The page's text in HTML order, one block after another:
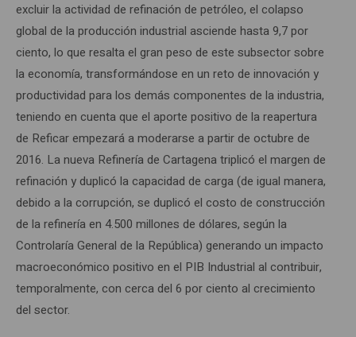
excluir la actividad de refinación de petróleo, el colapso
global de la producción industrial asciende hasta 9,7 por
ciento, lo que resalta el gran peso de este subsector sobre
la economía, transformándose en un reto de innovación y
productividad para los demás componentes de la industria,
teniendo en cuenta que el aporte positivo de la reapertura
de Reficar empezará a moderarse a partir de octubre de
2016. La nueva Refinería de Cartagena triplicó el margen de
refinación y duplicó la capacidad de carga (de igual manera,
debido a la corrupción, se duplicó el costo de construcción
de la refinería en 4.500 millones de dólares, según la
Controlaría General de la República) generando un impacto
macroeconómico positivo en el PIB Industrial al contribuir,
temporalmente, con cerca del 6 por ciento al crecimiento
del sector.